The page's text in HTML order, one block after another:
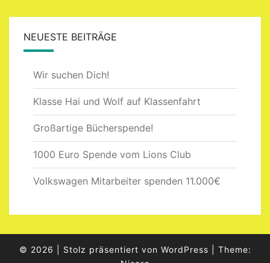
NEUESTE BEITRÄGE
Wir suchen Dich!
Klasse Hai und Wolf auf Klassenfahrt
Großartige Bücherspende!
1000 Euro Spende vom Lions Club
Volkswagen Mitarbeiter spenden 11.000€
© 2026 Stolz präsentiert von WordPress
Theme: